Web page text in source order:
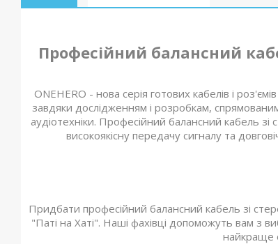
Професійний балансний
ONEHERO - нова серія готових кабелів і
завдяки дослідженням і розробкам,
аудіотехніки. Професійний балансний кабель
високоякісну передачу сигналу та
Придбати професійний балансний кабель зі
"Паті на Хаті". Наші фахівці допоможуть вам з
найкраще